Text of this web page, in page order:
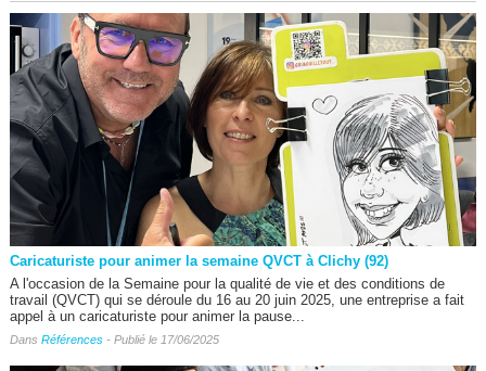
Caricaturiste pour animer la semaine QVCT à Clichy (92)
A l'occasion de la Semaine pour la qualité de vie et des conditions de
travail (QVCT) qui se déroule du 16 au 20 juin 2025, une entreprise a fait
appel à un caricaturiste pour animer la pause...
Dans Références- Publié le 17/06/2025